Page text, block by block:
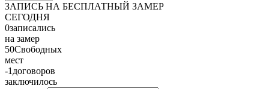
ЗАПИСЬ НА БЕСПЛАТНЫЙ ЗАМЕР
СЕГОДНЯ
0записались
на замер
50Свободных
мест
-1 договоров
заключилось